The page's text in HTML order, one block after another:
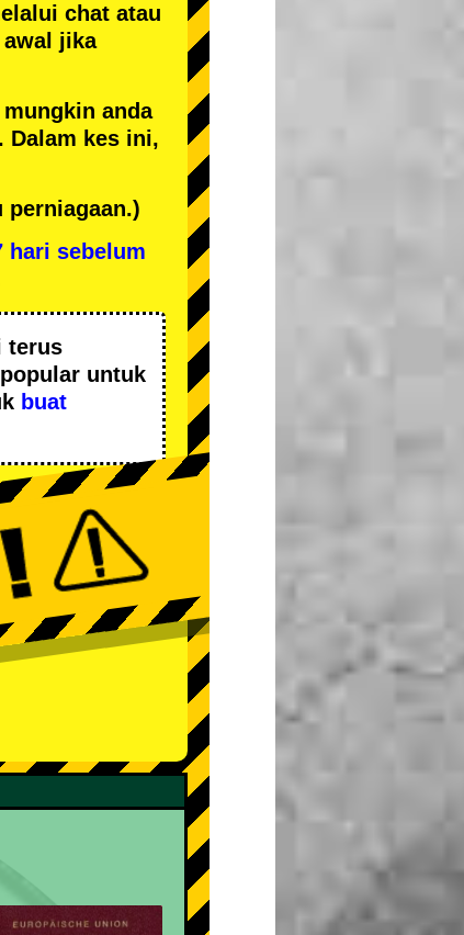
chat atau
awal jika
anda
Dalam kes ini,
perniagaan.)
hari sebelum
terus
untuk
buat